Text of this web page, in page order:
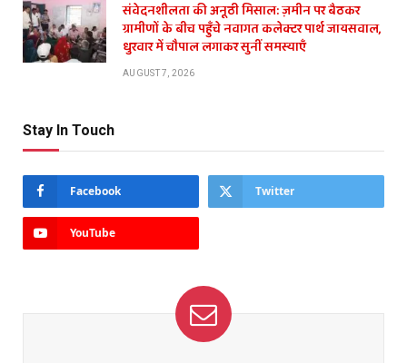
संवेदनशीलता की अनूठी मिसाल: ज़मीन पर बैठकर
ग्रामीणों के बीच पहुँचे नवागत कलेक्टर पार्थ जायसवाल,
धुरवार में चौपाल लगाकर सुनीं समस्याएँ
AUGUST 7, 2026
Stay In Touch
Facebook Twitter
YouTube